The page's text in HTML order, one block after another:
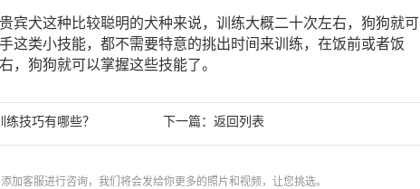
宾犬这种比较聪明的犬种来说，训练大概二十次左右，狗狗就可
这类小技能，都不需要特意的挑出时间来训练，在饭前或者饭
，狗狗就可以掌握这些技能了。
练技巧有哪些？ 下一篇：返回列表
加客服进行咨询，我们将会发给你更多的照片和视频，让您挑选。